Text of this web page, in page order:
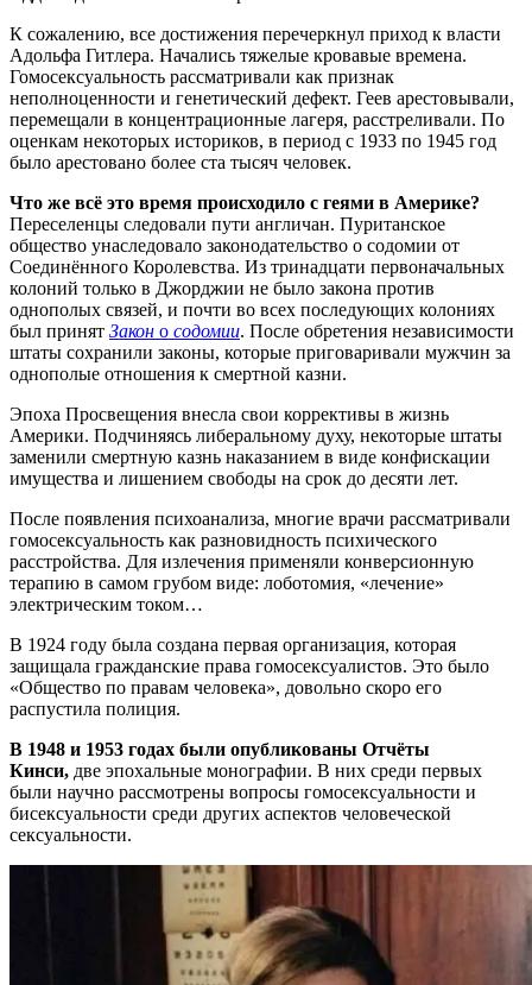
К сожалению, все достижения перечеркнул приход к власти
Адольфа Гитлера. Начались тяжелые кровавые времена.
Гомосексуальность рассматривали как признак
неполноценности и генетический дефект. Геев арестовывали,
перемещали в концентрационные лагеря, расстреливали. По
оценкам некоторых историков, в период с 1933 по 1945 год
было арестовано более ста тысяч человек.
Что же всё это время происходило с геями в Америке?
Переселенцы следовали пути англичан. Пуританское
общество унаследовало законодательство о содомии от
Соединённого Королевства. Из тринадцати первоначальных
колоний только в Джорджии не было закона против
однополых связей, и почти во всех последующих колониях
был принят Закон о содомии. После обретения независимости
штаты сохранили законы, которые приговаривали мужчин за
однополые отношения к смертной казни.
Эпоха Просвещения внесла свои коррективы в жизнь
Америки. Подчиняясь либеральному духу, некоторые штаты
заменили смертную казнь наказанием в виде конфискации
имущества и лишением свободы на срок до десяти лет.
После появления психоанализа, многие врачи рассматривали
гомосексуальность как разновидность психического
расстройства. Для излечения применяли конверсионную
терапию в самом грубом виде: лоботомия, «лечение»
электрическим током…
В 1924 году была создана первая организация, которая
защищала гражданские права гомосексуалистов. Это было
«Общество по правам человека», довольно скоро его
распустила полиция.
В 1948 и 1953 годах были опубликованы Отчёты
Кинси, две эпохальные монографии. В них среди первых
были научно рассмотрены вопросы гомосексуальности и
бисексуальности среди других аспектов человеческой
сексуальности.